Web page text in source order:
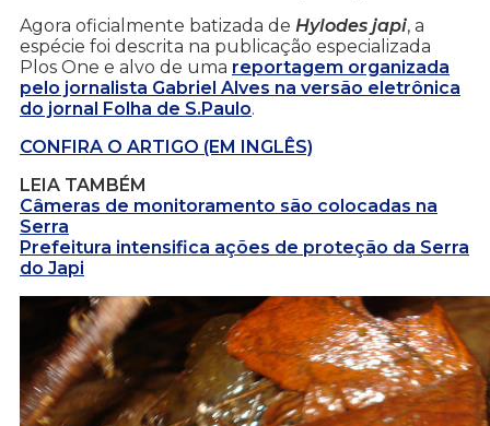
Agora oficialmente batizada de Hylodes japi, a
espécie foi descrita na publicação especializada
Plos One e alvo de uma reportagem organizada
pelo jornalista Gabriel Alves na versão eletrônica
do jornal Folha de S.Paulo.
CONFIRA O ARTIGO (EM INGLÊS)
LEIA TAMBÉM
Câmeras de monitoramento são colocadas na
Serra
Prefeitura intensifica ações de proteção da Serra
do Japi